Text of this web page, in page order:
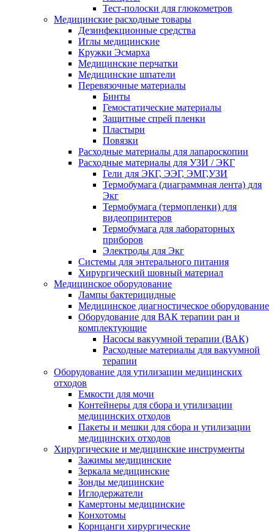
Тест-полоски для глюкометров
Медицинские расходные товары
Дезинфекционные средства
Иглы медицинские
Кружки Эсмарха
Медицинские перчатки
Медицинские шпатели
Перевязочные материалы
Бинты
Гемостатические материалы
Защитные спрей пленки
Пластыри
Повязки
Расходные материалы для лапароскопии
Расходные материалы для УЗИ / ЭКГ
Гели для ЭКГ, ЭЭГ, ЭМГ,УЗИ
Термобумага (диаграммная лента) для
Экг
Термобумага (термопленки) для
видеопринтеров
Термобумага для лабораторных
приборов
Электроды для Экг
Системы для энтерального питания
Хирургический шовный материал
Медицинское оборудование
Лампы бактерицидные
Медицинское диагностическое оборудование
Оборудование для ВАК терапии ран и
комплектующие
Насосы вакуумной терапии (ВАК)
Расходные материалы для вакуумной
терапии
Оборудование для утилизации медицинских
отходов
Емкости для мочи
Контейнеры для сбора и утилизации
медицинских отходов
Пакеты и мешки для сбора и утилизации
медицинских отходов
Хирургические и медицинские инструменты
Зажимы медицинские
Зеркала медицинские
Зонды медицинские
Иглодержатели
Камертоны медицинские
Конхотомы
Корнцанги хирургические